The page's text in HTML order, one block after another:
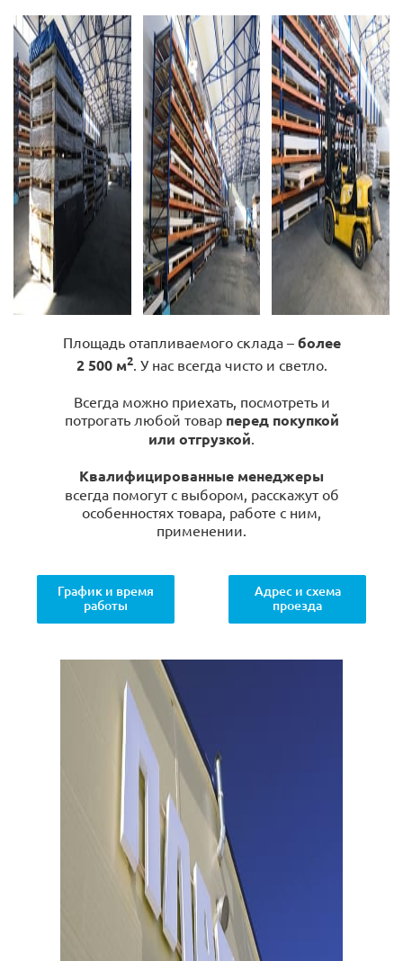
Площадь отапливаемого склада – более
2 500 м2. У нас всегда чисто и светло.
Всегда можно приехать, посмотреть и
потрогать любой товар перед покупкой
или отгрузкой.
Квалифицированные менеджеры
всегда помогут с выбором, расскажут об
особенностях товара, работе с ним,
применении.
График и время
работы
Адрес и схема
проезда